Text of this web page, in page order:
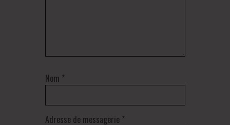
Nom *
Adresse de messagerie *